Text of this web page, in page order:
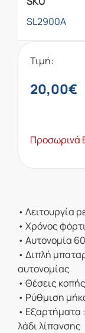
SL2900A
Τιμή:
20,00€
Προσωρινά
• Λειτουργία
• Χρόνος
• Αυτονομία
• Διπλή
αυτονομίας
• Θέσεις
• Ρύθμιση
• Εξαρτήματα
λάδι λίπανσης